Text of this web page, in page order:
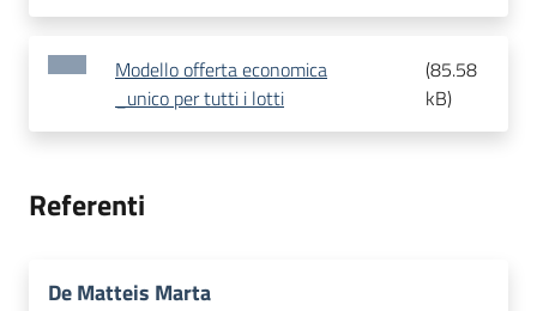
Modello offerta economica
_unico per tutti i lotti
(85.58
kB)
Referenti
De Matteis Marta